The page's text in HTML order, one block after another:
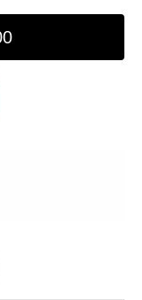
いのか-寬版落肩短袖